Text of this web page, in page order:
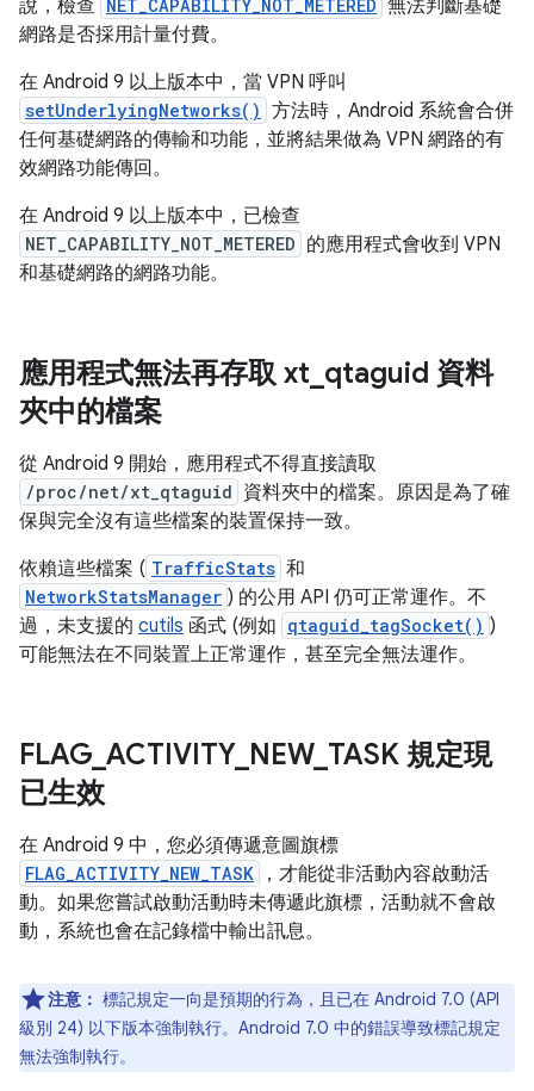
說，檢查 NET_CAPABILITY_NOT_METERED 無法判斷基礎
網路是否採用計量付費。
在 Android 9 以上版本中，當 VPN 呼叫
setUnderlyingNetworks() 方法時，Android 系統會合併
任何基礎網路的傳輸和功能，並將結果做為 VPN 網路的有
效網路功能傳回。
在 Android 9 以上版本中，已檢查
NET_CAPABILITY_NOT_METERED 的應用程式會收到 VPN
和基礎網路的網路功能。
應用程式無法再存取 xt qtaguid 資料
夾中的檔案
從 Android 9 開始，應用程式不得直接讀取
/proc/net/xt_qtaguid 資料夾中的檔案。原因是為了確
保與完全沒有這些檔案的裝置保持一致。
依賴這些檔案 ( TrafficStats 和
NetworkStatsManager ) 的公用 API 仍可正常運作。不
過，未支援的 cutils 函式 (例如 qtaguid_tagSocket() )
可能無法在不同裝置上正常運作，甚至完全無法運作。
FLAG ACTIVITY_ NEW_ TASK 規定現
已生效
在 Android 9 中，您必須傳遞意圖旗標
FLAG_ACTIVITY_NEW_TASK
，才能從非活動內容啟動活
動。如果您嘗試啟動活動時未傳遞此旗標，活動就不會啟
動，系統也會在記錄檔中輸出訊息。
注意： 標記規定一向是預期的行為，且已在 Android 7.0 (API
級別 24) 以下版本強制執行。Android 7.0 中的錯誤導致標記規定
無法強制執行。